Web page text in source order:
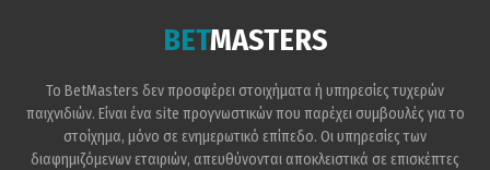
BETMASTERS
Το BetMasters δεν προσφέρει στοιχήματα ή υπηρεσίες τυχερών
παιχνιδιών. Είναι ένα site προγνωστικών που παρέχει συμβουλές για το
στοίχημα, μόνο σε ενημερωτικό επίπεδο. Οι υπηρεσίες των
διαφημιζόμενων εταιριών, απευθύνονται αποκλειστικά σε επισκέπτες